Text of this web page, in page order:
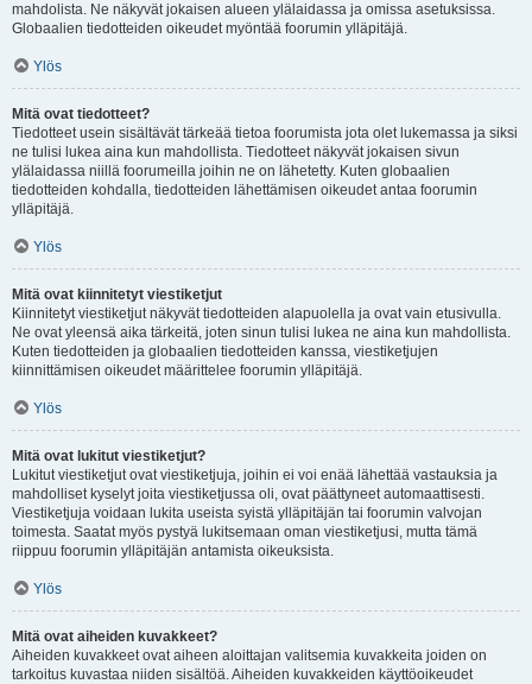
mahdolista. Ne näkyvät jokaisen alueen ylälaidassa ja omissa asetuksissa.
Globaalien tiedotteiden oikeudet myöntää foorumin ylläpitäjä.
Ylös
Mitä ovat tiedotteet?
Tiedotteet usein sisältävät tärkeää tietoa foorumista jota olet lukemassa ja siksi
ne tulisi lukea aina kun mahdollista. Tiedotteet näkyvät jokaisen sivun
ylälaidassa niillä foorumeilla joihin ne on lähetetty. Kuten globaalien
tiedotteiden kohdalla, tiedotteiden lähettämisen oikeudet antaa foorumin
ylläpitäjä.
Ylös
Mitä ovat kiinnitetyt viestiketjut
Kiinnitetyt viestiketjut näkyvät tiedotteiden alapuolella ja ovat vain etusivulla.
Ne ovat yleensä aika tärkeitä, joten sinun tulisi lukea ne aina kun mahdollista.
Kuten tiedotteiden ja globaalien tiedotteiden kanssa, viestiketjujen
kiinnittämisen oikeudet määrittelee foorumin ylläpitäjä.
Ylös
Mitä ovat lukitut viestiketjut?
Lukitut viestiketjut ovat viestiketjuja, joihin ei voi enää lähettää vastauksia ja
mahdolliset kyselyt joita viestiketjussa oli, ovat päättyneet automaattisesti.
Viestiketjuja voidaan lukita useista syistä ylläpitäjän tai foorumin valvojan
toimesta. Saatat myös pystyä lukitsemaan oman viestiketjusi, mutta tämä
riippuu foorumin ylläpitäjän antamista oikeuksista.
Ylös
Mitä ovat aiheiden kuvakkeet?
Aiheiden kuvakkeet ovat aiheen aloittajan valitsemia kuvakkeita joiden on
tarkoitus kuvastaa niiden sisältöä. Aiheiden kuvakkeiden käyttöoikeudet